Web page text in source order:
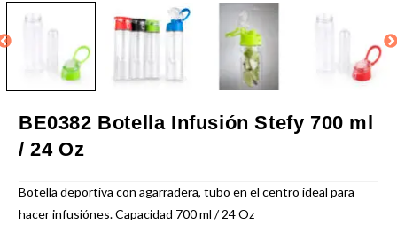
BE0382 Botella Infusión Stefy 700 ml
/ 24 Oz
Botella deportiva con agarradera, tubo en el centro ideal para
hacer infusiónes. Capacidad 700 ml / 24 Oz